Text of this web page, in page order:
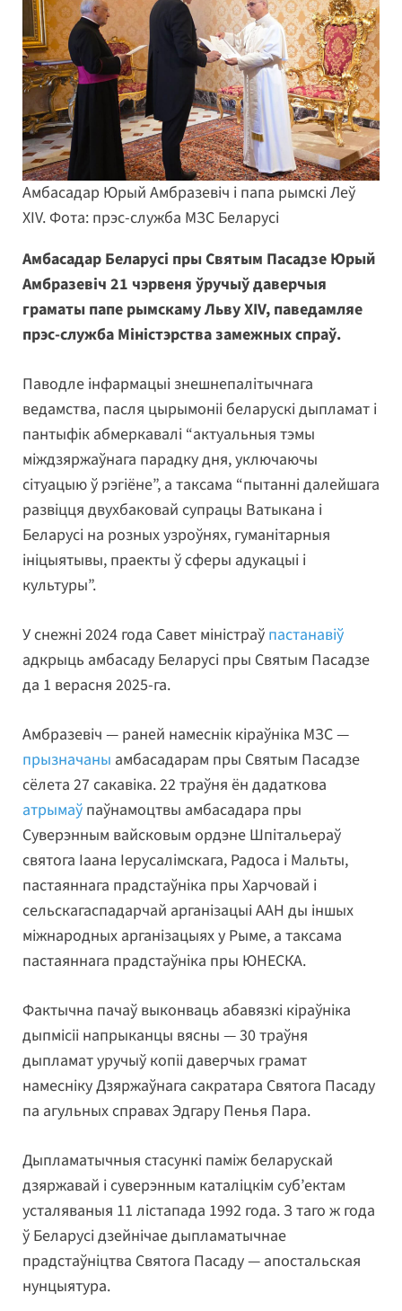
Амбасадар Юрый Амбразевіч і папа рымскі Леў
XIV. Фота: прэс-служба МЗС Беларусі
Амбасадар Беларусі пры Святым Пасадзе Юрый
Амбразевіч 21 чэрвеня ўручыў даверчыя
граматы папе рымскаму Льву XIV, паведамляе
прэс-служба Міністэрства замежных спраў.
Паводле інфармацыі знешнепалітычнага
ведамства, пасля цырымоніі беларускі дыпламат і
пантыфік абмеркавалі “актуальныя тэмы
міждзяржаўнага парадку дня, уключаючы
сітуацыю ў рэгіёне”, а таксама “пытанні далейшага
развіцця двухбаковай супрацы Ватыкана і
Беларусі на розных узроўнях, гуманітарныя
ініцыятывы, праекты ў сферы адукацыі і
культуры”.
У снежні 2024 года Савет міністраў пастанавіў
адкрыць амбасаду Беларусі пры Святым Пасадзе
да 1 верасня 2025-га.
Амбразевіч — раней намеснік кіраўніка МЗС —
прызначаны амбасадарам пры Святым Пасадзе
сёлета 27 сакавіка. 22 траўня ён дадаткова
атрымаў паўнамоцтвы амбасадара пры
Суверэнным вайсковым ордэне Шпітальераў
святога Іаана Іерусалімскага, Радоса і Мальты,
пастаяннага прадстаўніка пры Харчовай і
сельскагаспадарчай арганізацыі ААН ды іншых
міжнародных арганізацыях у Рыме, а таксама
пастаяннага прадстаўніка пры ЮНЕСКА.
Фактычна пачаў выконваць абавязкі кіраўніка
дыпмісіі напрыканцы вясны — 30 траўня
дыпламат уручыў копіі даверчых грамат
намесніку Дзяржаўнага сакратара Святога Пасаду
па агульных справах Эдгару Пенья Пара.
Дыпламатычныя стасункі паміж беларускай
дзяржавай і суверэнным каталіцкім суб’ектам
усталяваныя 11 лістапада 1992 года. З таго ж года
ў Беларусі дзейнічае дыпламатычнае
прадстаўніцтва Святога Пасаду — апостальская
нунцыятура.